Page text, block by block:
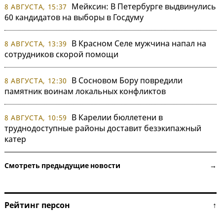
8 АВГУСТА, 15:37
Мейксин: В Петербурге выдвинулись
60 кандидатов на выборы в Госдуму
8 АВГУСТА, 13:39
В Красном Селе мужчина напал на
сотрудников скорой помощи
8 АВГУСТА, 12:30
В Сосновом Бору повредили
памятник воинам локальных конфликтов
8 АВГУСТА, 10:59
В Карелии бюллетени в
труднодоступные районы доставит безэкипажный
катер
Смотреть предыдущие новости →
Рейтинг персон ↑